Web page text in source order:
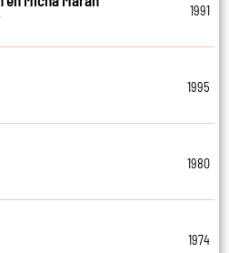
1991
1995
1980
1974